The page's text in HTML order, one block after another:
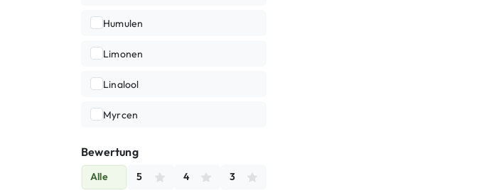
Humulen
Limonen
Linalool
Myrcen
Bewertung
Alle 5 4 3